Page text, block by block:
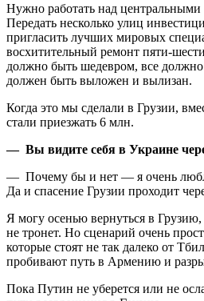
Нужно работать над
Передать несколько улиц
пригласить лучших мировых
восхитительный ремонт пяти-
должно быть шедевром, все
должен быть выложен и вылизан.
Когда это мы сделали в Грузии,
стали приезжать 6 млн.
— Вы видите себя в Украине
— Почему бы и нет — я очень
Да и спасение Грузии проходит
Я могу осенью вернуться в
не тронет. Но сценарий очень
которые стоят не так далеко от
пробивают путь в Армению и
Пока Путин не уберется или не